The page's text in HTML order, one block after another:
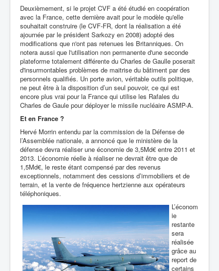
Deuxièmement, si le projet CVF a été étudié en coopération
avec la France, cette dernière avait pour le modèle qu'elle
souhaitait construire (le CVF-FR, dont la réalisation a été
ajournée par le président Sarkozy en 2008) adopté des
modifications que n'ont pas retenues les Britanniques. On
notera aussi que l'utilisation non permanente d'une seconde
plateforme totalement différente du Charles de Gaulle poserait
d'insurmontables problèmes de maitrise du bâtiment par des
personnels qualifiés. Un porte avion, véritable outils politique,
ne peut être à la disposition d’un seul pouvoir, ce qui est
encore plus vrai pour la France qui utilise les Rafales du
Charles de Gaule pour déployer le missile nucléaire ASMP-A.
Et en France ?
Hervé Morrin entendu par la commission de la Défense de
l’Assemblée nationale, a annoncé que le ministère de la
défense devra réaliser une économie de 3,5Md€ entre 2011 et
2013. L’économie réelle à réaliser ne devrait être que de
1,5Md€, le reste étant compensé par des revenus
exceptionnels, notamment des cessions d’immobiliers et de
terrain, et la vente de fréquence hertzienne aux opérateurs
téléphoniques.
L’économ
ie
restante
sera
réalisée
grâce au
report de
certains